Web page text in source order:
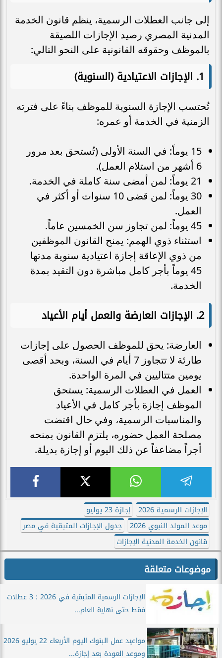
إلى جانب العطلات الرسمية، ينظم قانون الخدمة
المدنية المصري رصيد الإجازات اللصيقة
بالموظف وحقوقه القانونية على النحو التالي:
1. الإجازات الاعتيادية (السنوية)
تُحتسب الإجازة السنوية للموظف بناءً على فترته
الزمنية في الخدمة أو عمره:
15 يوماً: في السنة الأولى (تُستحق بعد مرور
6 أشهر من استلام العمل).
21 يوماً: لمن أمضى سنة كاملة في الخدمة.
30 يوماً: لمن قضى 10 سنوات أو أكثر في
العمل.
45 يوماً: لمن تجاوز سن الخمسين عاماً.
استثناء ذوي الهمم: يمنح القانون الموظفين
من ذوي الإعاقة إجازة اعتيادية سنوية مدتها
45 يوماً بأجر كامل مباشرة دون التقيد بمدة
الخدمة.
2. الإجازات العارضة والعمل أيام الأعياد
العارضة: يحق للموظف الحصول على إجازات
طارئة لا تتجاوز 7 أيام في السنة، وبحد أقصى
يومين متتاليين في المرة الواحدة.
العمل في العطلات الرسمية: يستحق
الموظف إجازة بأجر كامل في الأعياد
والمناسبات الرسمية، وفي حال اقتضت
مصلحة العمل حضوره، يلتزم القانون بمنحه
أجراً مضاعفاً عن ذلك اليوم أو إجازة بديلة.
الإجازات الرسمية 2026
إجازة 23 يوليو
موعد المولد النبوي 2026
جدول الإجازات المتبقية في مصر
قانون الخدمة المدنية الإجازات
موضوعات متعلقة
الإجازات الرسمية المتبقية في 2026 : 3 عطلات
فقط حتى نهاية العام...
مواعيد عمل البنوك اليوم الأربعاء 22 يوليو 2026
وموعد العودة بعد إجازة...